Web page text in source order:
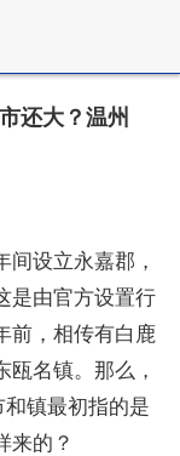
还大？温州
设立永嘉郡，
是由官方设置行
前，相传有白鹿
名镇。那么，
和镇最初指的是
来的？